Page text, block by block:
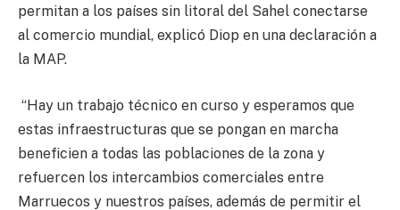
permitan a los países sin litoral del Sahel conectarse
al comercio mundial, explicó Diop en una declaración a
la MAP.
“Hay un trabajo técnico en curso y esperamos que
estas infraestructuras que se pongan en marcha
beneficien a todas las poblaciones de la zona y
refuercen los intercambios comerciales entre
Marruecos y nuestros países, además de permitir el